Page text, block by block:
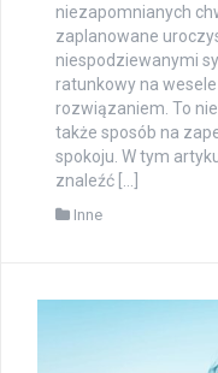
niezapomnianych
zaplanowane
niespodziewanymi
ratunkowy na
rozwiązaniem. To
także sposób na
spokoju. W tym
znaleźć […]
Inne